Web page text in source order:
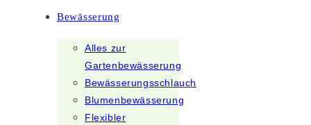
Bewässerung
Alles zur
Gartenbewässerung
Bewässerungsschlauch
Blumenbewässerung
Flexibler